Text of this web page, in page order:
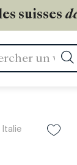
suisses
Italie